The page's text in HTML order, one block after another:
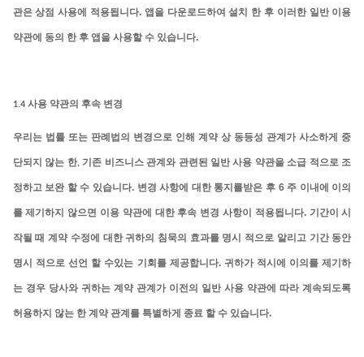
관은 상점 사용에 적용됩니다. 앱을 다운로드하여 설치 한 후 이러한 일반 이용
약관에 동의 한 후 앱을 사용할 수 있습니다.
1.4 사용 약관의 후속 변경
우리는 법률 또는 판례법의 변경으로 인해 계약 상 동등성 관계가 사소하게 중
단되지 않는 한,기존 비즈니스 관계와 관련된 일반 사용 약관을 소급 적으로 조
정하고 보완 할 수 있습니다. 변경 사항에 대한 통지를받은 후 6 주 이내에 이의
를 제기하지 않으면 이용 약관에 대한 후속 변경 사항이 적용됩니다. 기간이 시
작될 때 계약 수정에 대한 귀하의 침묵의 효과를 명시 적으로 알리고 기간 동안
명시 적으로 선언 할 수있는 기회를 제공합니다. 귀하가 적시에 이의를 제기하
는 경우 당사와 귀하는 계약 관계가 이전의 일반 사용 약관에 따라 계속되도록
허용하지 않는 한 계약 관계를 특별하게 종료 할 수 있습니다.